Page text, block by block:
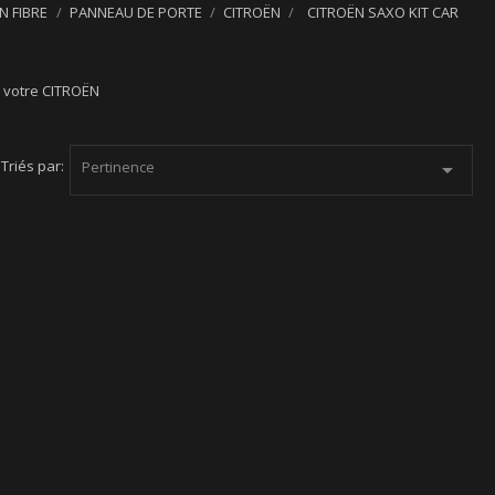
FIBRE PANNEAU DE PORTE CITROËN CITROËN SAXO KIT CAR
CITROËN
Triés par: Pertinence 